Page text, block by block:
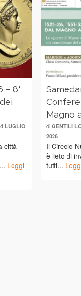
– 8°
LUGLIO
città
Leggi
Magno
diGENTILI
2026
Il Circolo
è lieto di
tutti...